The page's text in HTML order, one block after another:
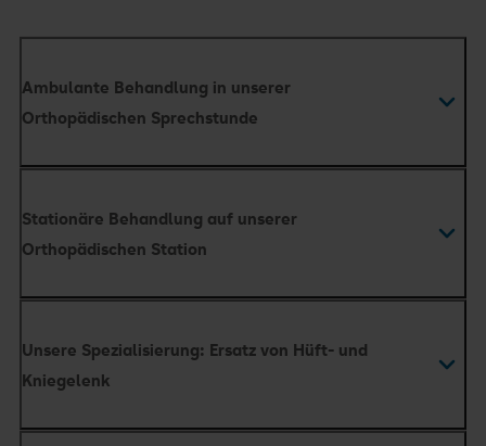
Ambulante Behandlung in unserer
Orthopädischen Sprechstunde
Stationäre Behandlung auf unserer
Orthopädischen Station
Beweglichkeit
Unsere Spezialisierung: Ersatz von Hüft- und
Kniegelenk